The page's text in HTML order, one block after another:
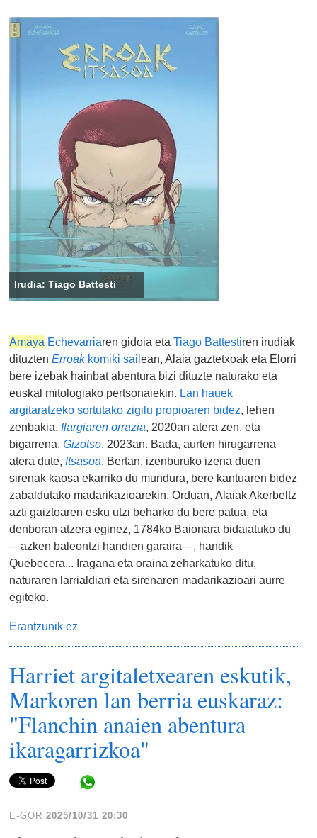
Irudia: Tiago Battesti
Amaya Echevarriaren gidoia etaTiago Battestiren irudiak
dituztenErroakkomiki sailean, Alaia gaztetxoak eta Elorri
bere izebak hainbat abentura bizi dituzte naturako eta
euskal mitologiako pertsonaiekin. Lan hauek
argitaratzeko sortutako zigilu propioaren bidez, lehen
zenbakia, Ilargiaren orrazia, 2020an atera zen, eta
bigarrena,Gizotso, 2023an. Bada, aurten hirugarrena
atera dute, Itsasoa. Bertan, izenburuko izena duen
sirenak kaosa ekarriko du mundura, bere kantuaren bidez
zabaldutako madarikazioarekin. Orduan, Alaiak Akerbeltz
azti gaiztoaren esku utzi beharko du bere patua, eta
denboran atzera eginez, 1784ko Baionara bidaiatuko du
—azken baleontzi handien garaira—, handik
Quebecera... Iragana eta oraina zeharkatuko ditu,
naturaren larrialdiari eta sirenaren madarikazioari aurre
egiteko.
Erantzunik ez
Harriet argitaletxearen eskutik,
Markoren lan berria euskaraz:
"Flanchin anaien abentura
ikaragarrizkoa"
E-GOR 2025/10/31 20:30